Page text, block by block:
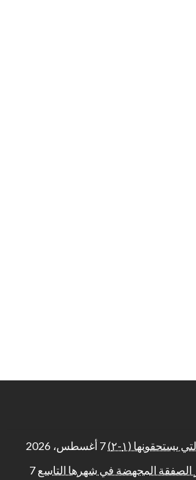
يستحقونها (١-٢)
7 أغسطس، 2026
الصفقة المجهضة في شهرها التاسع 7